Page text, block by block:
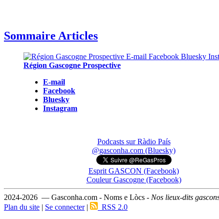
Sommaire Articles
Région Gascogne Prospective
E-mail
Facebook
Bluesky
Instagram
Podcasts sur Ràdio País
@gasconha.com (Bluesky)
Esprit GASCON (Facebook)
Couleur Gascogne (Facebook)
2024-2026 — Gasconha.com - Noms e Lòcs - Nos lieux-dits
Plan du site | Se connecter| RSS 2.0